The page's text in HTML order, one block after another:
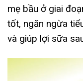
mẹ bầu ở giai
tốt, ngăn ngừa
và giúp lợi sữa